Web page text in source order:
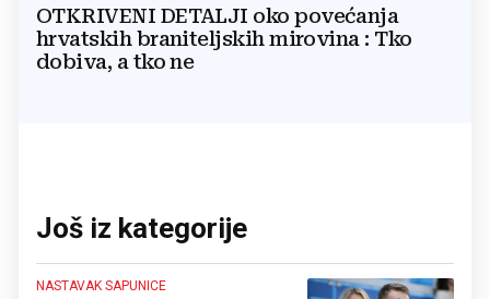
OTKRIVENI DETALJI oko povećanja
hrvatskih braniteljskih mirovina : Tko
dobiva, a tko ne
Još iz kategorije
NASTAVAK SAPUNICE